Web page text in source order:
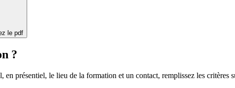
le pdf
?
présentiel, le lieu de la formation et un contact, remplissez les critères